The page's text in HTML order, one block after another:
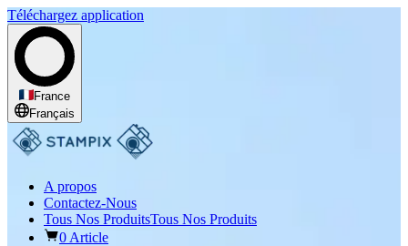
Téléchargez application
France
Français
A propos
Contactez-Nous
Tous Nos ProduitsTous Nos Produits
0 Article